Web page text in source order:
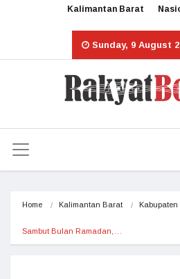
Kalimantan Barat
Sunday, 9 August
Home Kalimantan Barat Kabupaten
Sambut Bulan Ramadan,…